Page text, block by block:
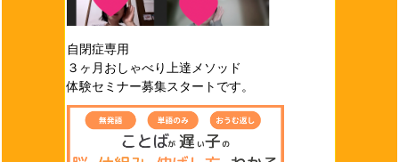
自閉症専用
３ヶ月おしゃべり上達メソッド
体験セミナー募集スタートです。